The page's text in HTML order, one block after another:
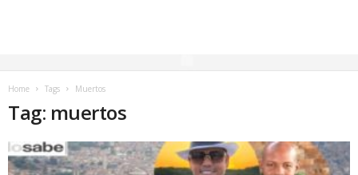
Home Tags Muertos
Tag: muertos